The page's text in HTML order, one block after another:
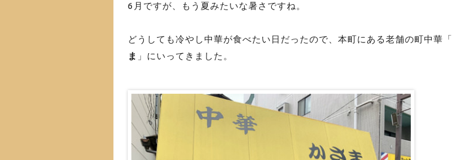
6月ですが、もう夏みたいな暑さですね。
どうしても冷やし中華が食べたい日だったので、本町にある老舗の町中華「
ま 」にいってきました。